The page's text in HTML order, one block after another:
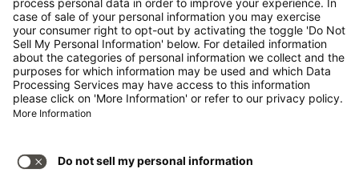
sich i.d.R. um Economy Zero, unsere restriktivste
Tarifoption. Es können hierfür zusätzliche Gebühren
fürAufgabegepäckoder für andere optionale
Leistungen anfallen. Es gelten dieAllgemeinen
Geschäftsbedingungen .